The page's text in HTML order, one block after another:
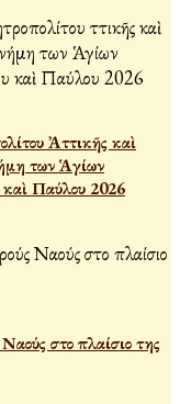
Ἀττικῆς καὶ
των Ἁγίων
Παύλου 2026
στο πλαίσιο της